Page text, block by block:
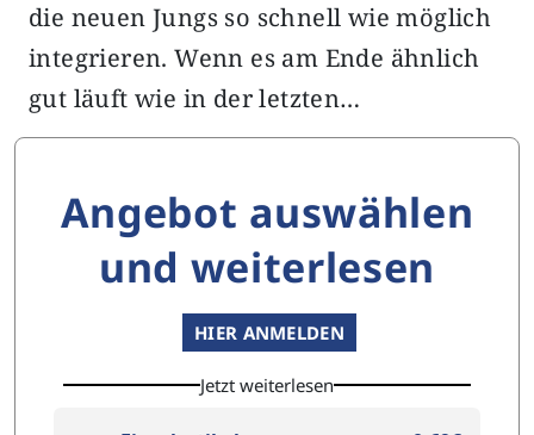
die neuen Jungs so schnell wie möglich
integrieren. Wenn es am Ende ähnlich
gut läuft wie in der letzten…
Angebot auswählen
und weiterlesen
HIER ANMELDEN
Jetzt weiterlesen